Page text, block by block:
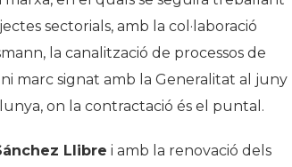
sectorials, amb la col·laboració
la canalització de processos de
marc signat amb la Generalitat al juny
on la contractació és el puntal.
Llibre i amb la renovació dels